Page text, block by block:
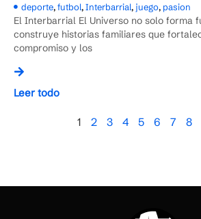
deporte,futbol,Interbarrial, juego, pasion
El Interbarrial El Universo no solo forma
construye historias familiares que
compromiso y los
Leer todo
1 2 3 4 5 6 7 8